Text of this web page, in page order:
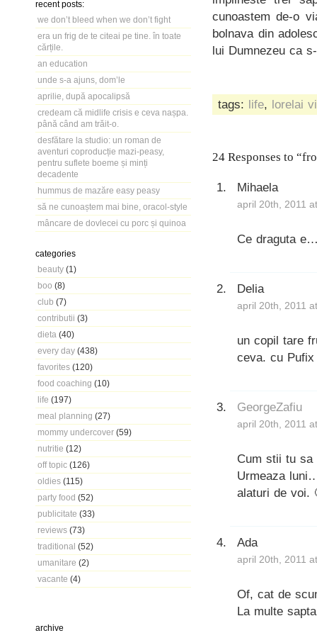
recent posts:
we don’t bleed when we don’t fight
era un frig de te citeai pe tine. în toate
cărțile.
an education
unde s-a ajuns, dom’le
aprilie, după apocalipsă
credeam că midlife crisis e ceva nașpa.
până când am trăit-o.
desfătare la studio: un roman de
aventuri coproducție mazi-peasy,
pentru suflete boeme și minți
decadente
hummus de mazăre easy peasy
să ne cunoaștem mai bine, oracol-style
mâncare de dovlecei cu porc și quinoa
categories
beauty (1)
boo (8)
club (7)
contributii (3)
dieta (40)
every day (438)
favorites (120)
food coaching (10)
life (197)
meal planning (27)
mommy undercover (59)
nutritie (12)
off topic (126)
oldies (115)
party food (52)
publicitate (33)
reviews (73)
traditional (52)
umanitare (2)
vacante (4)
archive
cunoastem de-o
bolnava din
lui Dumnezeu ca
tags: life, lorelai
24 Responses to
Mihaela
april 20th, 2011
Ce draguta
Delia
april 20th, 2011
un copil tare
ceva. cu
GeorgeZafiu
april 20th, 2011
Cum stii tu
Urmeaza
alaturi de voi.
Ada
april 20th, 2011
Of, cat de
La multe